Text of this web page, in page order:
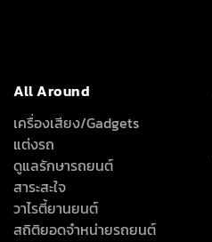
All Around
เครื่องเสียง/Gadgets
แต่งรถ
ดูแลรักษารถยนต์
สาระสะใจ
วาไรตี้ยานยนต์
สถิติยอดจำหน่ายรถยนต์